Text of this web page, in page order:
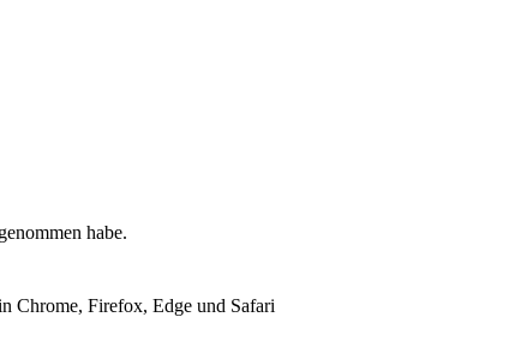
habe.
Chrome, Firefox, Edge und Safari